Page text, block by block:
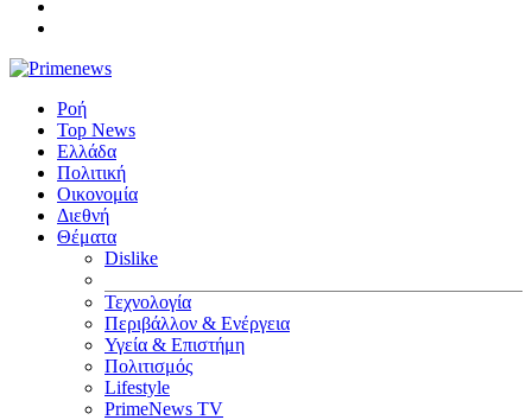
Ροή
Top News
Ελλάδα
Πολιτική
Οικονομία
Διεθνή
Θέματα
Dislike
Τεχνολογία
Περιβάλλον & Ενέργεια
Υγεία & Επιστήμη
Πολιτισμός
Lifestyle
PrimeNews TV